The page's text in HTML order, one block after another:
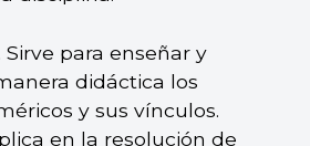
Sirve para enseñar y
didáctica los
y sus vínculos.
en la resolución de